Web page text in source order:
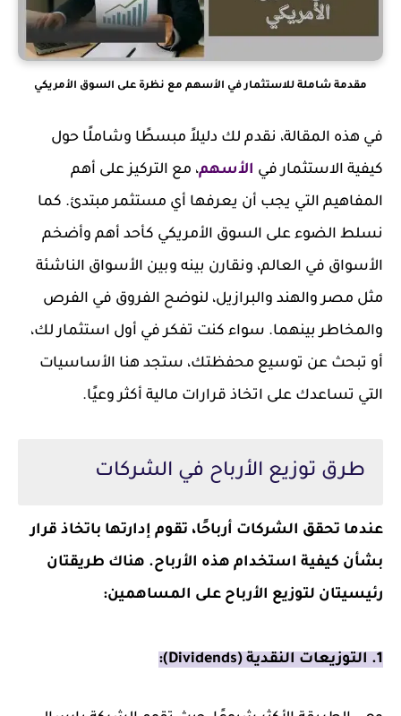
مقدمة شاملة للاستثمار في الأسهم مع نظرة على السوق الأمريكي
في هذه المقالة، نقدم لك دليلاً مبسطًا وشاملًا حول
كيفية الاستثمار في الأسهم، مع التركيز على أهم
المفاهيم التي يجب أن يعرفها أي مستثمر مبتدئ. كما
نسلط الضوء على السوق الأمريكي كأحد أهم وأضخم
الأسواق في العالم، ونقارن بينه وبين الأسواق الناشئة
مثل مصر والهند والبرازيل، لنوضح الفروق في الفرص
والمخاطر بينهما. سواء كنت تفكر في أول استثمار لك،
أو تبحث عن توسيع محفظتك، ستجد هنا الأساسيات
التي تساعدك على اتخاذ قرارات مالية أكثر وعيًا.
طرق توزيع الأرباح في الشركات
عندما تحقق الشركات أرباحًا، تقوم إدارتها باتخاذ قرار
بشأن كيفية استخدام هذه الأرباح. هناك طريقتان
رئيسيتان لتوزيع الأرباح على المساهمين:
1. التوزيعات النقدية (Dividends):